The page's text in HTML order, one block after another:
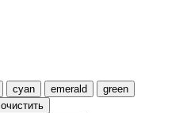
cyan emerald
green
очистить